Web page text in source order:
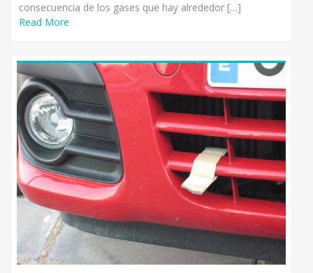
consecuencia de los gases que hay alrededor […]
Read More